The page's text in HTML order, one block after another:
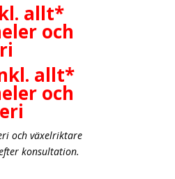
allt*
och
allt*
och
och växelriktare
konsultation.